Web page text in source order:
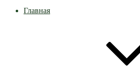
Главная